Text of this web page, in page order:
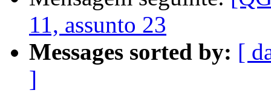
11, assunto 23
Messages sorted by: [
]